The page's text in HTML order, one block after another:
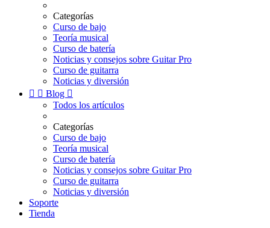
Categorías
Curso de bajo
Teoría musical
Curso de batería
Noticias y consejos sobre Guitar Pro
Curso de guitarra
Noticias y diversión
  Blog 
Todos los artículos
Categorías
Curso de bajo
Teoría musical
Curso de batería
Noticias y consejos sobre Guitar Pro
Curso de guitarra
Noticias y diversión
Soporte
Tienda